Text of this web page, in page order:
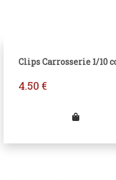
Clips Carrosserie 1/10
4.50 €